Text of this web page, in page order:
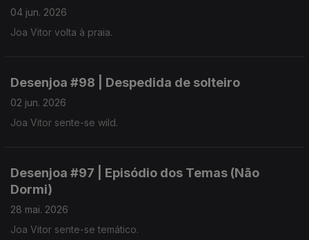
04 jun. 2026
Joa Vitor volta à praia.
Desenjoa #98 | Despedida de solteiro
02 jun. 2026
Joa Vitor sente-se wild.
Desenjoa #97 | Episódio dos Temas (Não
Dormi)
28 mai. 2026
Joa Vitor sente-se temático.